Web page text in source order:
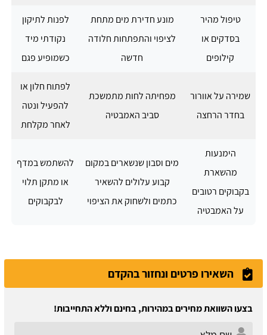
טיפול מהיר
בסדקים או
קילופים
מונע חדירת מים מתחת
לציפוי והתפתחות חלודה
חדשה
לפנות לתיקון
נקודתי מיד
כשמופיע פגם
שמירה על אוורור
בחדר הרחצה
מפחיתה לחות מתמשכת
סביב האמבטיה
לפתוח חלון או
להפעיל ונטה
לאחר מקלחת
הימנעות
מהשארת
בקבוקים רטובים
על האמבטיה
מים וסבון שנשארים במקום
קבוע עלולים להשאיר
כתמים ולשחוק את הציפוי
להשתמש במדף
או מתקן תלוי
לבקבוקים
השאירו פרטים ונחזור בהקדם
בצעו השוואת מחירים במהירות, בחינם וללא התחייבות!